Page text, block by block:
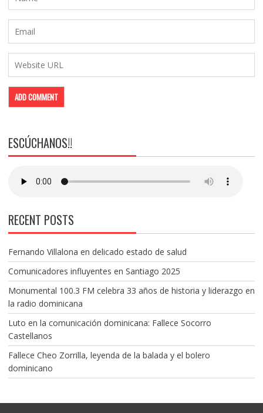
ESCÚCHANOS!!
RECENT POSTS
Fernando Villalona en delicado estado de salud
Comunicadores influyentes en Santiago 2025
Monumental 100.3 FM celebra 33 años de historia y liderazgo en
la radio dominicana
Luto en la comunicación dominicana: Fallece Socorro
Castellanos
Fallece Cheo Zorrilla, leyenda de la balada y el bolero
dominicano